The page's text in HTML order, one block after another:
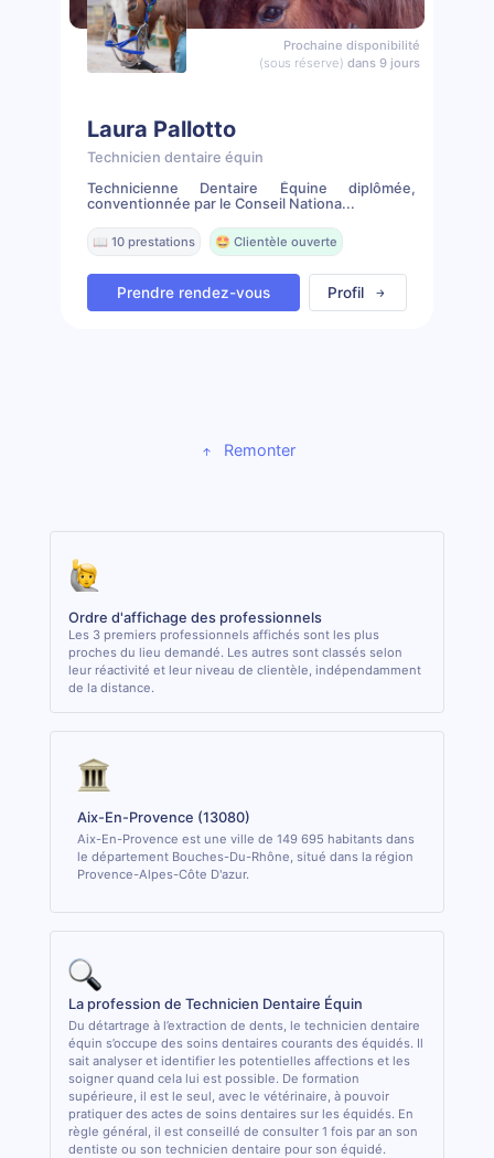
Prochaine disponibilité
(sous réserve) dans 9 jours
Laura Pallotto
Technicien dentaire équin
Technicienne Dentaire Équine diplômée,
conventionnée par le Conseil Nationa...
📖 10 prestations 🤩 Clientèle ouverte
Prendre rendez-vous Profil
Remonter
Ordre d'affichage des professionnels
Les 3 premiers professionnels affichés sont les plus
proches du lieu demandé. Les autres sont classés selon
leur réactivité et leur niveau de clientèle, indépendamment
de la distance.
Aix-En-Provence (13080)
Aix-En-Provence est une ville de 149 695 habitants dans
le département Bouches-Du-Rhône, situé dans la région
Provence-Alpes-Côte D'azur.
La profession de Technicien Dentaire Équin
Du détartrage à l’extraction de dents, le technicien dentaire
équin s’occupe des soins dentaires courants des équidés. Il
sait analyser et identifier les potentielles affections et les
soigner quand cela lui est possible. De formation
supérieure, il est le seul, avec le vétérinaire, à pouvoir
pratiquer des actes de soins dentaires sur les équidés. En
règle général, il est conseillé de consulter 1 fois par an son
dentiste ou son technicien dentaire pour son équidé.